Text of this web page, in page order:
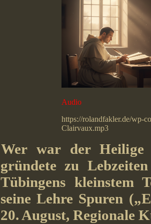
Audio
https://rolandfakler.de/wp-
Clairvaux.mp3
Wer war der Heilige
gründete zu
Tübingens kleinstem
seine Lehre Spuren
20. August, Regionale